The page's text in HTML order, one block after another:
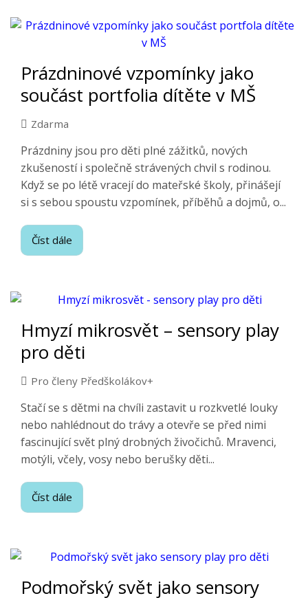
Prázdninové vzpomínky jako
součást portfolia dítěte v MŠ
Zdarma
Prázdniny jsou pro děti plné zážitků, nových
zkušeností i společně strávených chvil s rodinou.
Když se po létě vracejí do mateřské školy, přinášejí
si s sebou spoustu vzpomínek, příběhů a dojmů, o...
Číst dále
Hmyzí mikrosvět – sensory play
pro děti
Pro členy Předškolákov+
Stačí se s dětmi na chvíli zastavit u rozkvetlé louky
nebo nahlédnout do trávy a otevře se před nimi
fascinující svět plný drobných živočichů. Mravenci,
motýli, včely, vosy nebo berušky děti...
Číst dále
Podmořský svět jako sensory